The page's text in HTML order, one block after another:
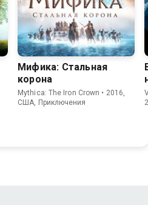
Мифика: Стальная
корона
Mythica: The Iron Crown • 2016,
США, Приключения